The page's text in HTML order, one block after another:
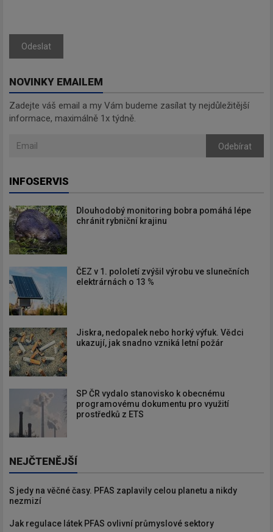
Odeslat
NOVINKY EMAILEM
Zadejte váš email a my Vám budeme zasílat ty nejdůležitější
informace, maximálně 1x týdně.
Odebírat
INFOSERVIS
Dlouhodobý monitoring bobra pomáhá lépe
chránit rybniční krajinu
ČEZ v 1. pololetí zvýšil výrobu ve slunečních
elektrárnách o 13 %
Jiskra, nedopalek nebo horký výfuk. Vědci
ukazují, jak snadno vzniká letní požár
SP ČR vydalo stanovisko k obecnému
programovému dokumentu pro využití
prostředků z ETS
NEJČTENĚJŠÍ
S jedy na věčné časy. PFAS zaplavily celou planetu a nikdy
nezmizí
Jak regulace látek PFAS ovlivní průmyslové sektory